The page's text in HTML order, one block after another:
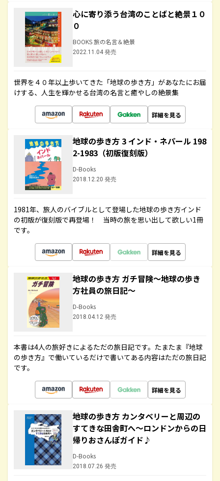
心に寄り添う台湾のことばと絶景１０
０
BOOKS 旅の名言＆絶景
2022.11.04 発売
世界を４０年以上歩いてきた「地球の歩き方」があなたにお届
けする、人生を輝かせる台湾の名言と癒やしの絶景集
詳細を見る
地球の歩き方 3 インド・ネパール 198
2-1983（初版復刻版）
D-Books
2018.12.20 発売
1981年、旅人のバイブルとして登場した地球の歩き方インド
の初版が復刻版で再登場！ 当時の旅を思い出して欲しい1冊
です。
詳細を見る
地球の歩き方 ガチ冒険～地球の歩き
方社員の旅日記～
D-Books
2018.04.12 発売
本書は4人の旅好きによるただの旅日記です。たまたま『地球
の歩き方』で働いているだけで書いてある内容はただの旅日記
です。
詳細を見る
地球の歩き方 カンタベリーと周辺の
すてきな田舎町へ～ロンドンからの日
帰りおさんぽガイド♪
D-Books
2018.07.26 発売